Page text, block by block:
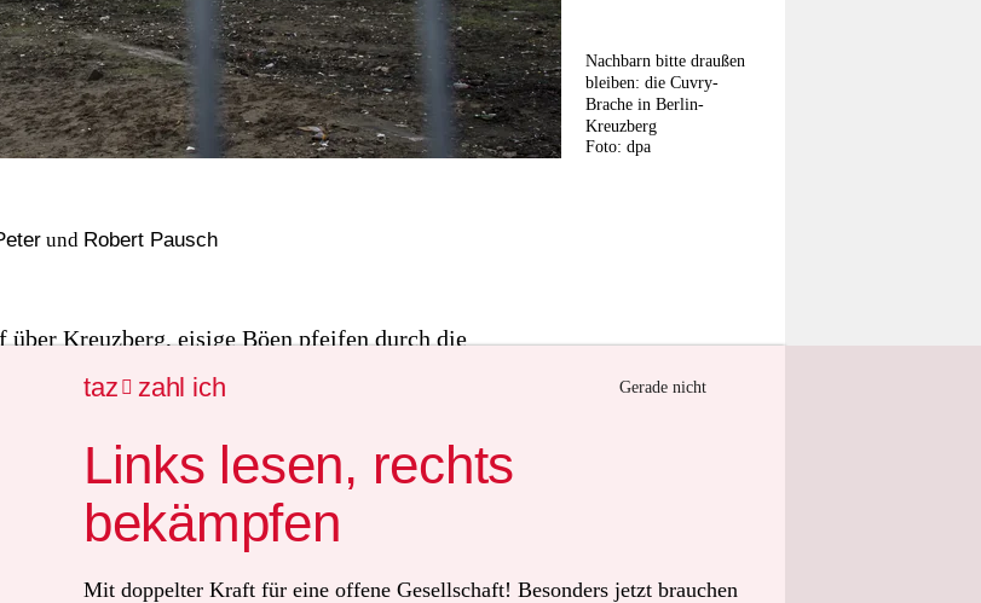
Nachbarn bitte draußen
bleiben: die Cuvry-
Brache in Berlin-
Kreuzberg
Foto: dpa
und Robert Pausch
über Kreuzberg, eisige Böen pfeifen durch die
dem Gitter, das die Cuvry-Brache einzäunt, flattert ein
„Ihr lieben alten Bäume. Danke, dass ihr diesen
habt. Ihr Armen, wir trauern um euch“ steht
und ein Grablicht liegen darunter.
Spreeufer einmal standen, erinnern nur noch Krater.
ist eingeebnet, jedes Hindernis für die Bebauung ist
taz  zahl ich Gerade nicht
Links lesen, rechts
bekämpfen
Mit doppelter Kraft für eine offene Gesellschaft! Besonders jetzt brauchen